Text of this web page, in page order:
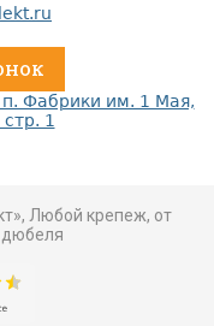
п. Фабрики им. 1 Мая,
1
Любой крепеж, от
дюбеля